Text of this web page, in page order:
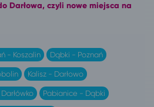
Darłowa, czyli nowe miejsca na
- Koszalin Dąbki - Poznań
Kalisz - Darłowo
Pabianice - Dąbki